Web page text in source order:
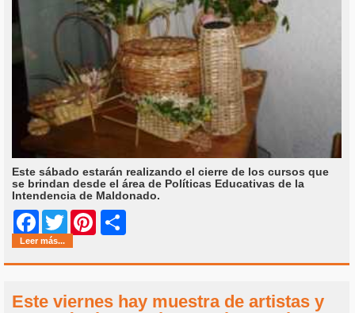
Este sábado estarán realizando el cierre de los cursos que
se brindan desde el área de Políticas Educativas de la
Intendencia de Maldonado.
Facebook
Twitter Pinterest
Leer más...
Este viernes hay muestra de artistas y